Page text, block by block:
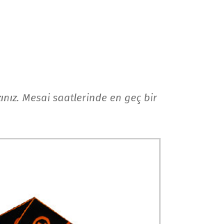
Mesai saatlerinde en geç bir